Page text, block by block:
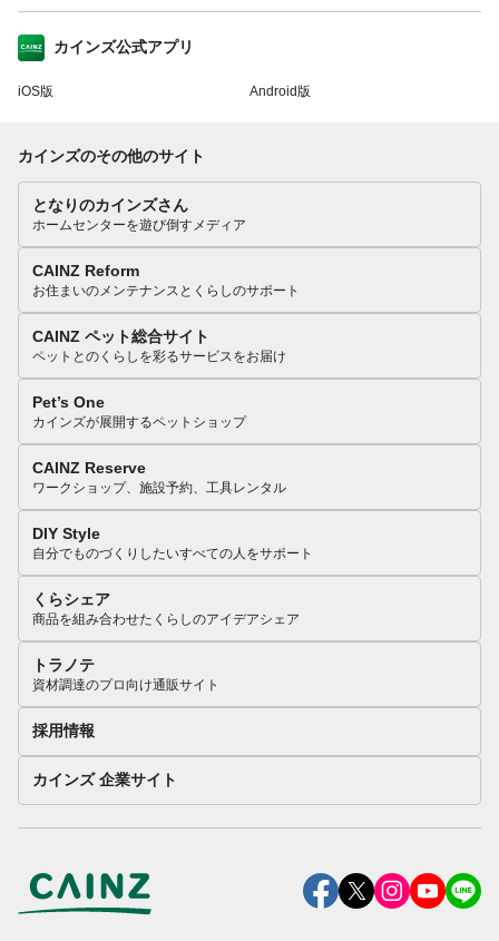
カインズ公式アプリ
iOS版 Android版
カインズのその他のサイト
となりのカインズさん
ホームセンターを遊び倒すメディア
CAINZ Reform
お住まいのメンテナンスとくらしのサポート
CAINZ ペット総合サイト
ペットとのくらしを彩るサービスをお届け
Pet’s One
カインズが展開するペットショップ
CAINZ Reserve
ワークショップ、施設予約、工具レンタル
DIY Style
自分でものづくりしたいすべての人をサポート
くらシェア
商品を組み合わせたくらしのアイデアシェア
トラノテ
資材調達のプロ向け通販サイト
採用情報
カインズ 企業サイト